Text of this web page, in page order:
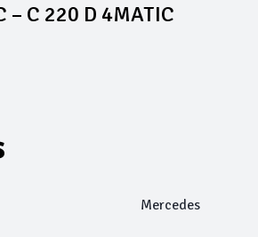
– C 220 D 4MATIC
Mercedes